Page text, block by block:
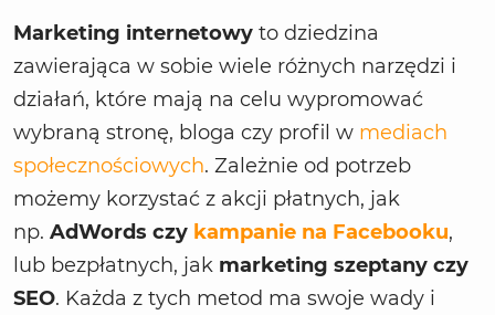
Marketing internetowy to dziedzina
zawierająca w sobie wiele różnych narzędzi i
działań, które mają na celu wypromować
wybraną stronę, bloga czy profil w mediach
społecznościowych. Zależnie od potrzeb
możemy korzystać z akcji płatnych, jak
np. AdWords czy kampanie na Facebooku,
lub bezpłatnych, jak marketing szeptany czy
SEO. Każda z tych metod ma swoje wady i